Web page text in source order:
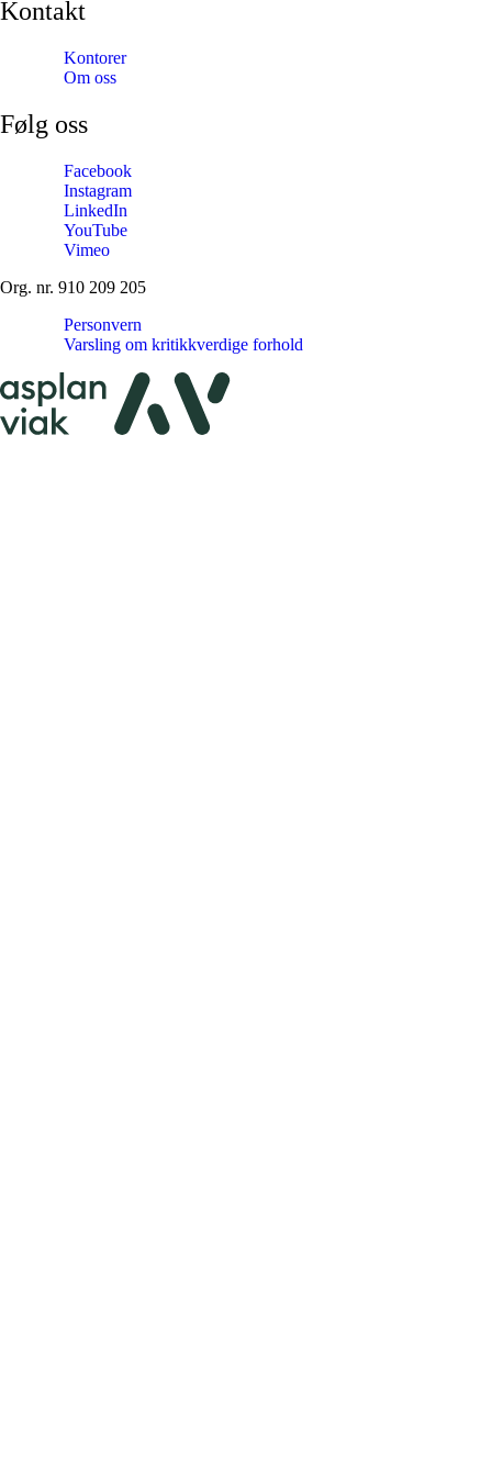
Kontakt
Kontorer
Om oss
Følg oss
Facebook
Instagram
LinkedIn
YouTube
Vimeo
Org. nr. 910 209 205
Personvern
Varsling om kritikkverdige forhold